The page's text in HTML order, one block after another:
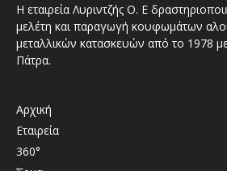
Η εταιρεία Λυριντζής Ο. Ε
μελέτη και παραγωγή κουφωμάτων
μεταλλικών κατασκευών από το 1978
Πάτρα.
Αρχική
Εταιρεία
360°